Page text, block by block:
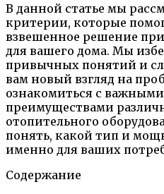
В данной статье мы
критерии, которые
взвешенное решение
для вашего дома. Мы
привычных понятий и
вам новый взгляд на
ознакомиться с
преимуществами
отопительного
понять, какой тип и
именно для ваших
Содержание